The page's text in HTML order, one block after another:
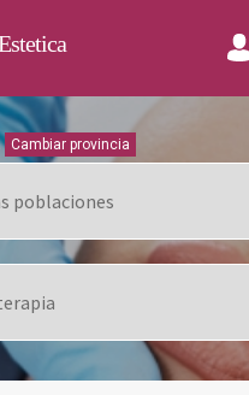
Cambiar provincia